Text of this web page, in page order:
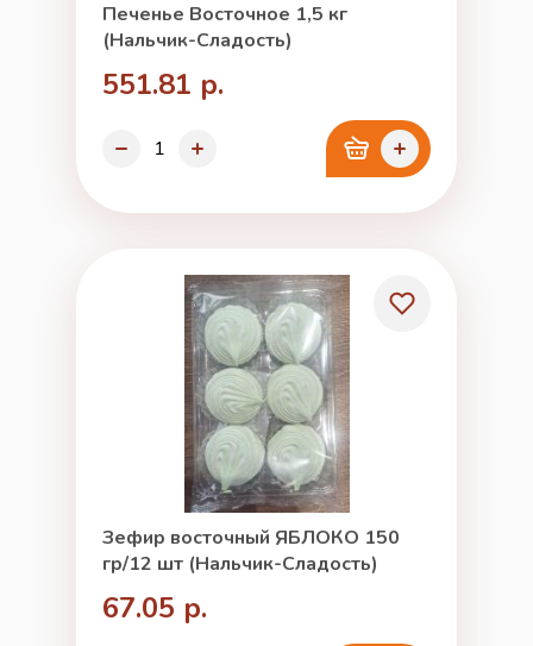
Печенье Восточное 1,5 кг
(Нальчик-Сладость)
551.81 р.
Зефир восточный ЯБЛОКО 150
гр/12 шт (Нальчик-Сладость)
67.05 р.